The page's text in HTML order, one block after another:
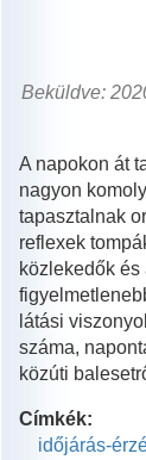
Beküldve:
A napokon át
nagyon
tapasztalnak
reflexek
közlekedők
látási
száma,
közúti
Címkék:
időjárás-